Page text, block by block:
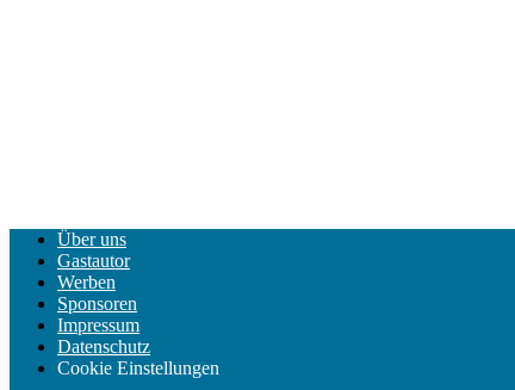
Über uns
Gastautor
Werben
Sponsoren
Impressum
Datenschutz
Cookie Einstellungen